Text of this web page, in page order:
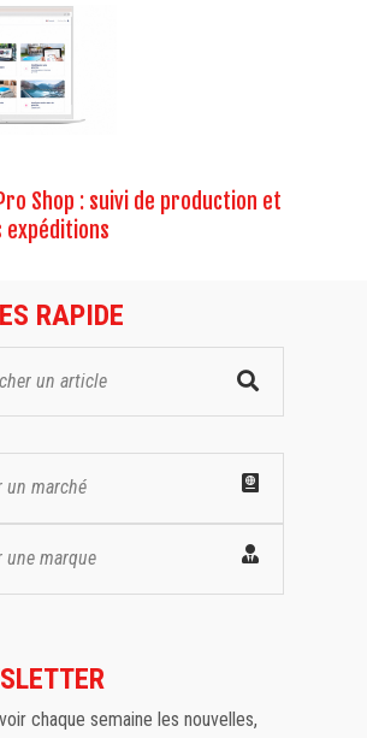
Shop : suivi de production et
expéditions
RAPIDE
un marché
une marque
chaque semaine les nouvelles,